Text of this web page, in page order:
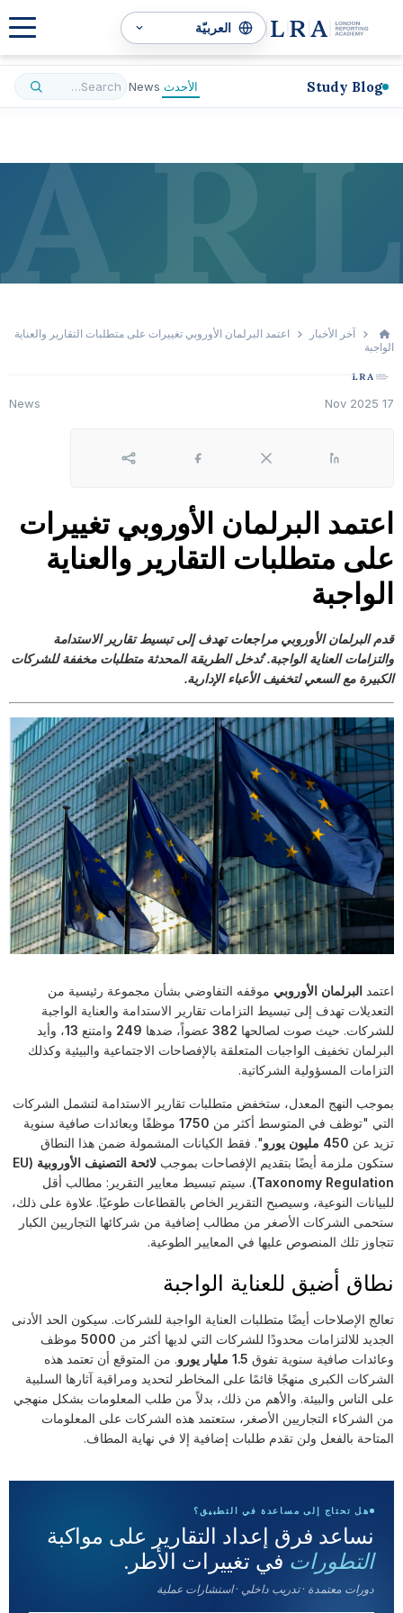
Study Blog الأحدث News
L
R
A آخر الأخبار
اعتمد البرلمان الأوروبي تغييرات على متطلبات التقارير والعناية
الواجبة
17 Nov 2025
News
لينكد إن X
Facebook
Share
اعتمد البرلمان الأوروبي تغييرات
على متطلبات التقارير والعناية
الواجبة
قدم البرلمان الأوروبي مراجعات تهدف إلى تبسيط تقارير الاستدامة
والتزامات العناية الواجبة. تُدخل الطريقة المحدثة متطلبات مخففة للشركات
الكبيرة مع السعي لتخفيف الأعباء الإدارية.
اعتمد البرلمان الأوروبي موقفه التفاوضي بشأن مجموعة رئيسية من
التعديلات تهدف إلى تبسيط التزامات تقارير الاستدامة والعناية الواجبة
للشركات. حيث صوت لصالحها 382 عضواً، ضدها 249 وامتنع 13، وأيد
البرلمان تخفيف الواجبات المتعلقة بالإفصاحات الاجتماعية والبيئية وكذلك
التزامات المسؤولية الشركاتية.
بموجب النهج المعدل، ستخفض متطلبات تقارير الاستدامة لتشمل الشركات
التي "توظف في المتوسط أكثر من 1750 موظفًا وبعائدات صافية سنوية
تزيد عن 450 مليون يورو
". فقط الكيانات المشمولة ضمن هذا النطاق
ستكون ملزمة أيضًا بتقديم الإفصاحات بموجب
لائحة التصنيف الأوروبية (EU
Taxonomy Regulation) . سيتم تبسيط معايير التقرير: مطالب أقل
للبيانات النوعية، وسيصبح التقرير الخاص بالقطاعات طوعيًا. علاوة على ذلك،
ستحمى الشركات الأصغر من مطالب إضافية من شركائها التجاريين الكبار
تتجاوز تلك المنصوص عليها في المعايير الطوعية.
نطاق أضيق للعناية الواجبة
تعالج الإصلاحات أيضًا متطلبات العناية الواجبة للشركات. سيكون الحد الأدنى
الجديد للالتزامات محدودًا للشركات التي لديها أكثر من 5000 موظف
وعائدات صافية سنوية تفوق 1.5 مليار يورو
. من المتوقع أن تعتمد هذه
الشركات الكبرى منهجًا قائمًا على المخاطر لتحديد ومراقبة آثارها السلبية
على الناس والبيئة. والأهم من ذلك، بدلاً من طلب المعلومات بشكل منهجي
من الشركاء التجاريين الأصغر، ستعتمد هذه الشركات على المعلومات
المتاحة بالفعل ولن تقدم طلبات إضافية إلا في نهاية المطاف.
هل تحتاج إلى مساعدة في التطبيق؟
نساعد فرق إعداد التقارير على مواكبة
التطورات في تغييرات الأطر.
دورات معتمدة · تدريب داخلي · استشارات عملية